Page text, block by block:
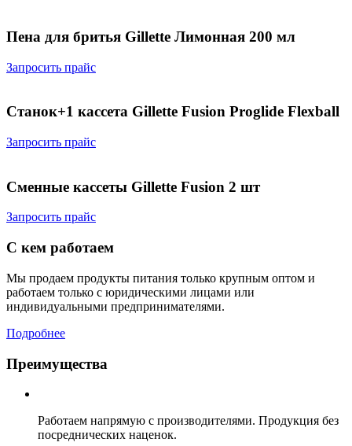
Пена для бритья Gillette Лимонная 200 мл
Запросить прайс
Станок+1 кассета Gillette Fusion Proglide Flexball
Запросить прайс
Сменные кассеты Gillette Fusion 2 шт
Запросить прайс
С кем работаем
Мы продаем продукты питания только крупным оптом и
работаем только с юридическими лицами или
индивидуальными предпринимателями.
Подробнее
Преимущества
Работаем напрямую с производителями. Продукция без
посреднических наценок.